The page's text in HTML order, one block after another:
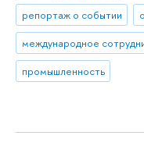
репортаж о событии
международное
промышленность